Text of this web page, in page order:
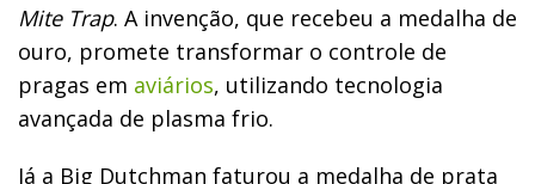
Mite Trap. A invenção, que recebeu a medalha de
ouro, promete transformar o controle de
pragas em aviários, utilizando tecnologia
avançada de plasma frio.
Já a Big Dutchman faturou a medalha de prata